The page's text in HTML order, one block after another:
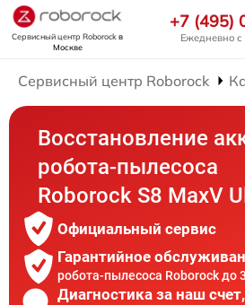
Сервисный центр Roborockв
Москве
+7 (495)
Ежедневно
Сервисный центр Roborock
Восстановление
робота-пылесоса
Roborock S8 MaxV
Официальный сервис
Гарантийное
робота-пылесоса Roborock до
Диагностика за наш счет,